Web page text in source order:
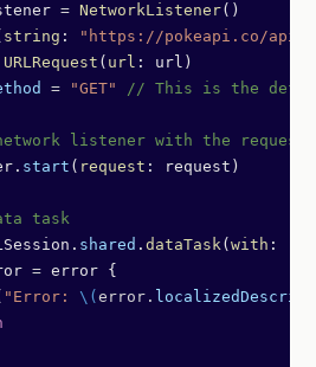
= NetworkListener()
string :
"https://pokeapi.co/api/
URLRequest ( url : url)
= "GET" // This is the
listener with the request
start ( request : request)
task
shared . dataTask( with :
= error {
"Error: \( error.